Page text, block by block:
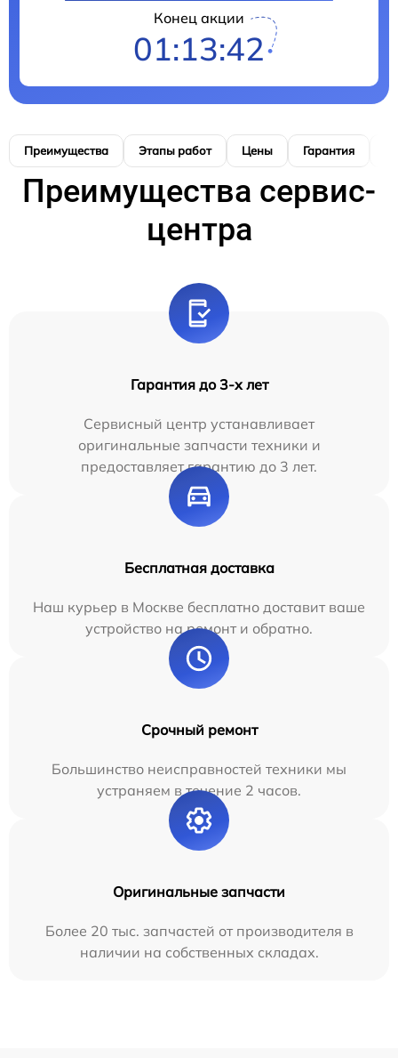
Конец акции
01:13:41
Преимущества Этапы работ Цены Гарантия
Преимущества сервис-
центра
Гарантия до 3-х лет
Сервисный центр устанавливает
оригинальные запчасти техники и
предоставляет гарантию до 3 лет.
Бесплатная доставка
Наш курьер в Москве бесплатно доставит ваше
устройство на ремонт и обратно.
Срочный ремонт
Большинство неисправностей техники мы
устраняем в течение 2 часов.
Оригинальные запчасти
Более 20 тыс. запчастей от производителя в
наличии на собственных складах.